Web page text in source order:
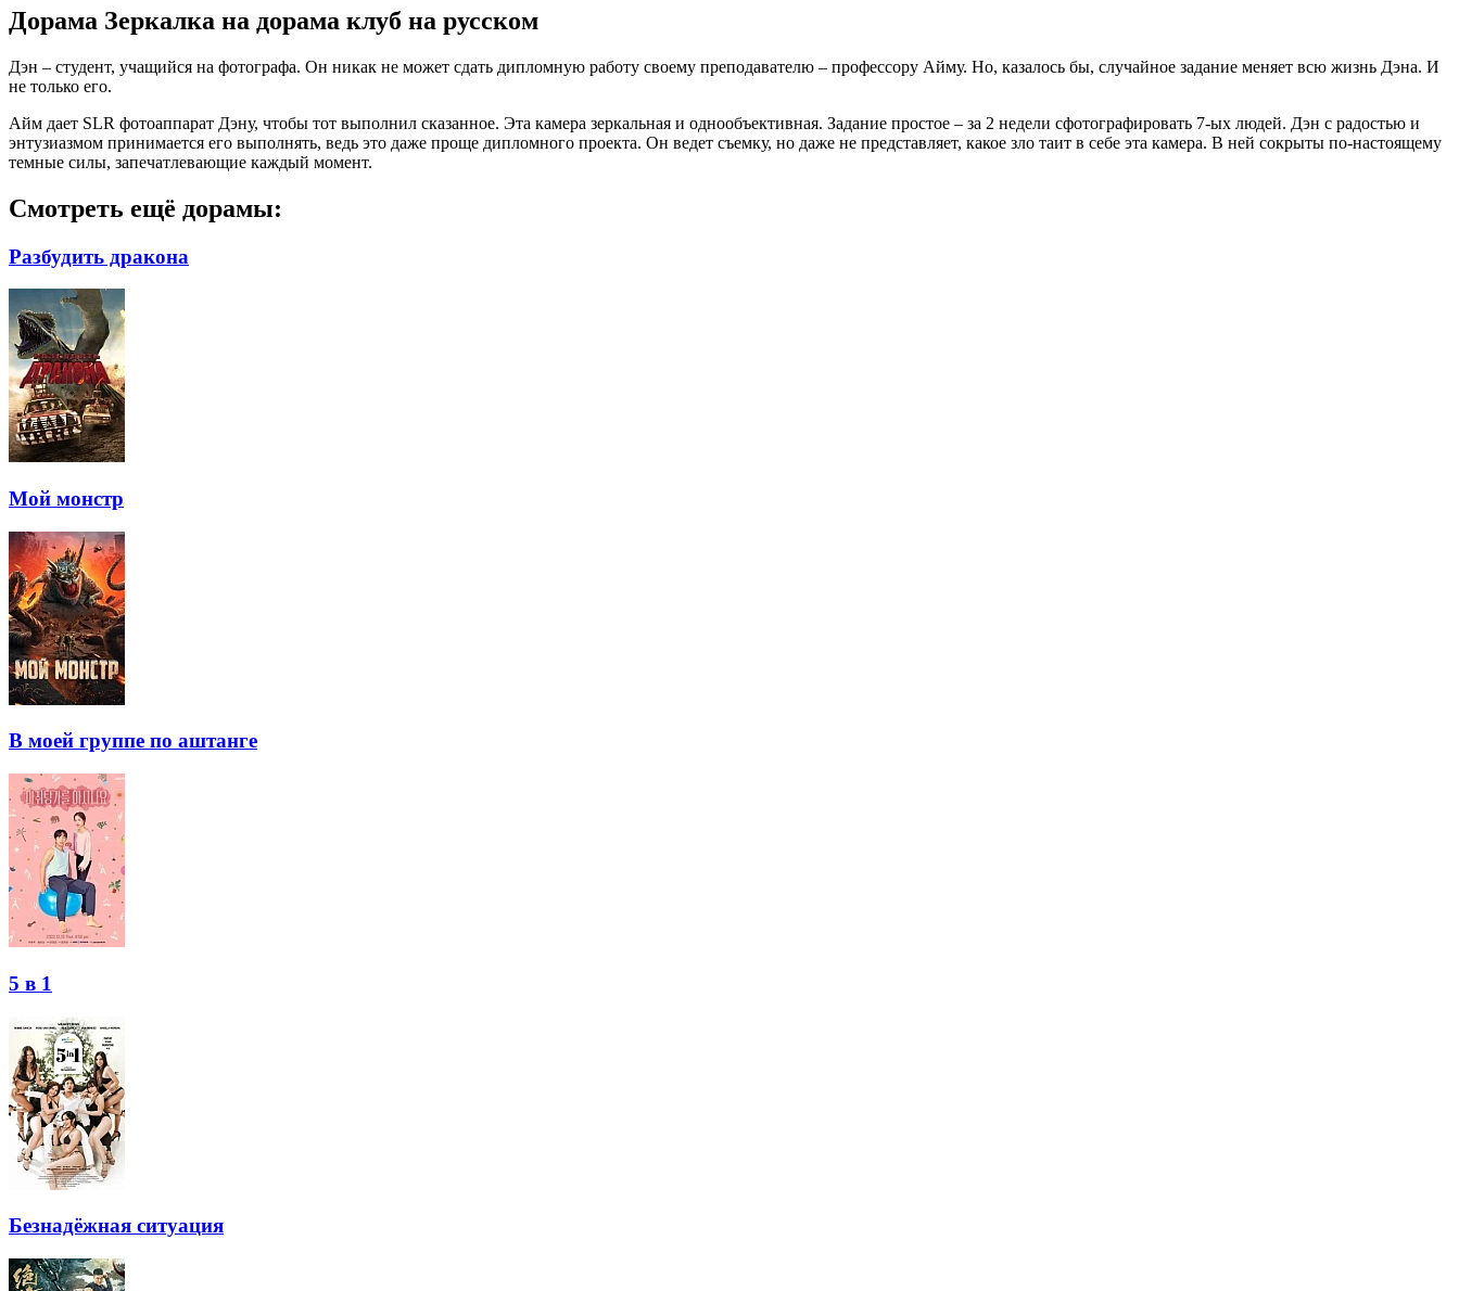
Дорама Зеркалка на дорама клуб на русском
Дэн – студент, учащийся на фотографа. Он никак не может сдать дипломную работу своему преподавателю – профессору Айму. Но, казалось бы, случайное задание меняет всю жизнь Дэна. И
не только его.
Айм дает SLR фотоаппарат Дэну, чтобы тот выполнил сказанное. Эта камера зеркальная и однообъективная. Задание простое – за 2 недели сфотографировать 7-ых людей. Дэн с радостью и
энтузиазмом принимается его выполнять, ведь это даже проще дипломного проекта. Он ведет съемку, но даже не представляет, какое зло таит в себе эта камера. В ней сокрыты по-настоящему
темные силы, запечатлевающие каждый момент.
Смотреть ещё дорамы:
Разбудить дракона
Мой монстр
В моей группе по аштанге
5 в 1
Безнадёжная ситуация